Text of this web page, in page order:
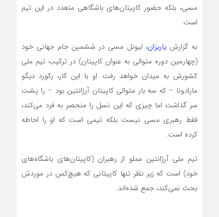
مسی، بلکه حضور کاپیتان‌های باشگاهی متعدد در این تیم
است.
به گزارش یاریزان، لیونل مسی در ششمین جام جهانی خود
(چهارمین دوره متوالی به عنوان کاپیتان) در ترکیب تیم ملی
کشورش به میدان خواهد رفت. او با این کار، رکورد دیگو
مارادونا – که سه بار متوالی کاپیتان آرژانتین بود – را پشت
سر گذاشت اما چیزی که این نسل را منحصر به فرد می‌کند،
فقط رهبری مسی نیست بلکه تیمی است که او را احاطه
کرده است.
تیم ملی آرژانتین مملو از رهبران (کاپیتان‌های باشگاه‌های
خود) است که زیر نظر تنها کاپیتانی که هیچ‌کس در موردش
بحث نمی‌کند، جمع شده‌اند.